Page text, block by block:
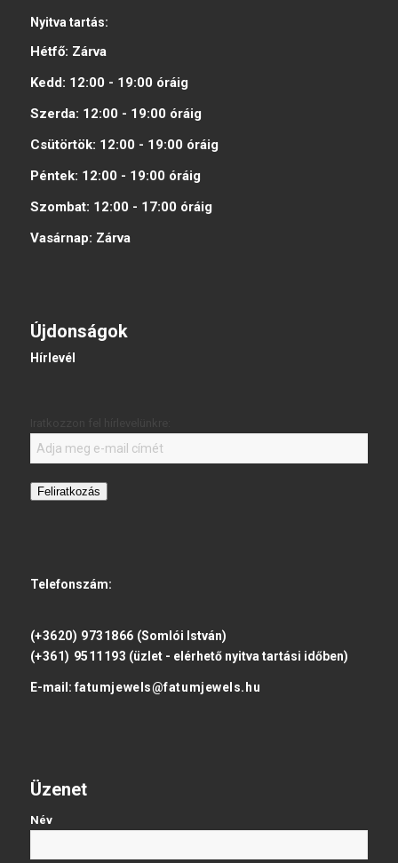
Nyitva tartás:
Hétfő: Zárva
Kedd: 12:00 - 19:00 óráig
Szerda: 12:00 - 19:00 óráig
Csütörtök: 12:00 - 19:00 óráig
Péntek: 12:00 - 19:00 óráig
Szombat: 12:00 - 17:00 óráig
Vasárnap: Zárva
Újdonságok
Hírlevél
Feliratkozás
Telefonszám:
(+3620) 9731866 (Somlói István)
(+361) 9511193 (üzlet - elérhető nyitva tartási időben)
E-mail: fatumjewels@fatumjewels.hu
Üzenet
Név